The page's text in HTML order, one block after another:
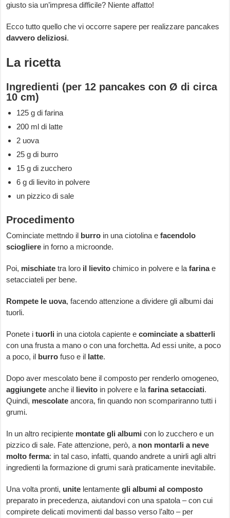
giusto sia un’impresa difficile? Niente affatto!
Ecco tutto quello che vi occorre sapere per realizzare pancakes
davvero deliziosi.
La ricetta
Ingredienti (per 12 pancakes con Ø di circa
10 cm)
125 g di farina
200 ml di latte
2 uova
25 g di burro
15 g di zucchero
6 g di lievito in polvere
un pizzico di sale
Procedimento
Cominciate mettndo il burro in una ciotolina e facendolo
sciogliere in forno a microonde.
Poi, mischiate tra loro il lievito chimico in polvere e lafarinae
setacciateli per bene.
Rompete le uova, facendo attenzione a dividere gli albumi dai
tuorli.
Ponete ituorli in una ciotola capiente ecominciate a sbatterli
con una frusta a mano o con una forchetta. Ad essi unite, a poco
a poco, il burro fuso e il latte.
Dopo aver mescolato bene il composto per renderlo omogeneo,
aggiungete anche il lievito in polvere e lafarina setacciati.
Quindi, mescolate ancora, fin quando non scompariranno tutti i
grumi.
In un altro recipiente montate gli albumi con lo zucchero e un
pizzico di sale. Fate attenzione, però, a non montarli a neve
molto ferma: in tal caso, infatti, quando andrete a unirli agli altri
ingredienti la formazione di grumi sarà praticamente inevitabile.
Una volta pronti, unite lentamentegli albumi al composto
preparato in precedenza, aiutandovi con una spatola – con cui
compirete delicati movimenti dal basso verso l’alto – per